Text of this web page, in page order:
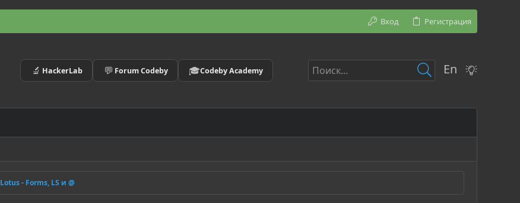
Вход Регистрация
🔬 HackerLab 💬 Forum Codeby 🎓Codeby Academy En
Lotus - Forms, LS и @